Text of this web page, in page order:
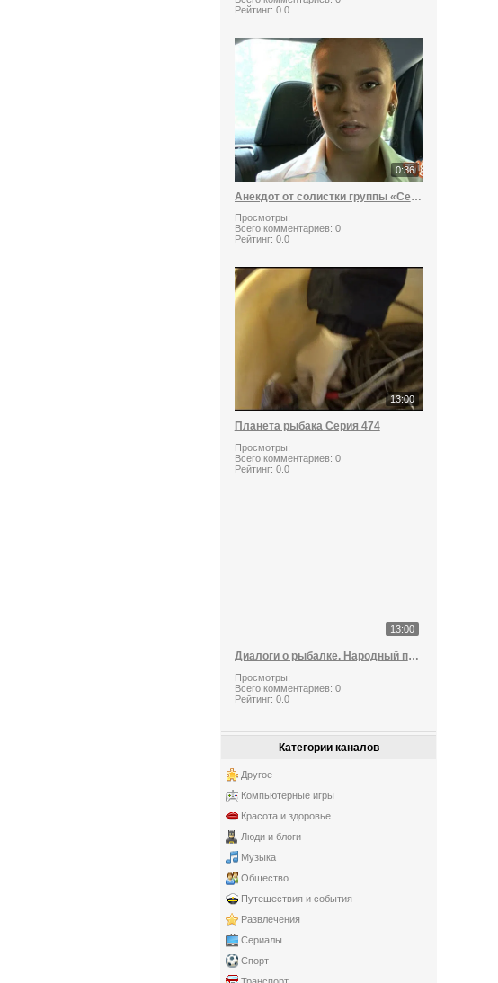
Рейтинг: 0.0
0:36
Анекдот от солистки группы «Серебро»
Просмотры:
Всего комментариев: 0
Рейтинг: 0.0
13:00
Планета рыбака Серия 474
Просмотры:
Всего комментариев: 0
Рейтинг: 0.0
13:00
Диалоги о рыбалке. Народный проект Серия 60
Просмотры:
Всего комментариев: 0
Рейтинг: 0.0
Категории каналов
Другое
Компьютерные игры
Красота и здоровье
Люди и блоги
Музыка
Общество
Путешествия и события
Развлечения
Сериалы
Спорт